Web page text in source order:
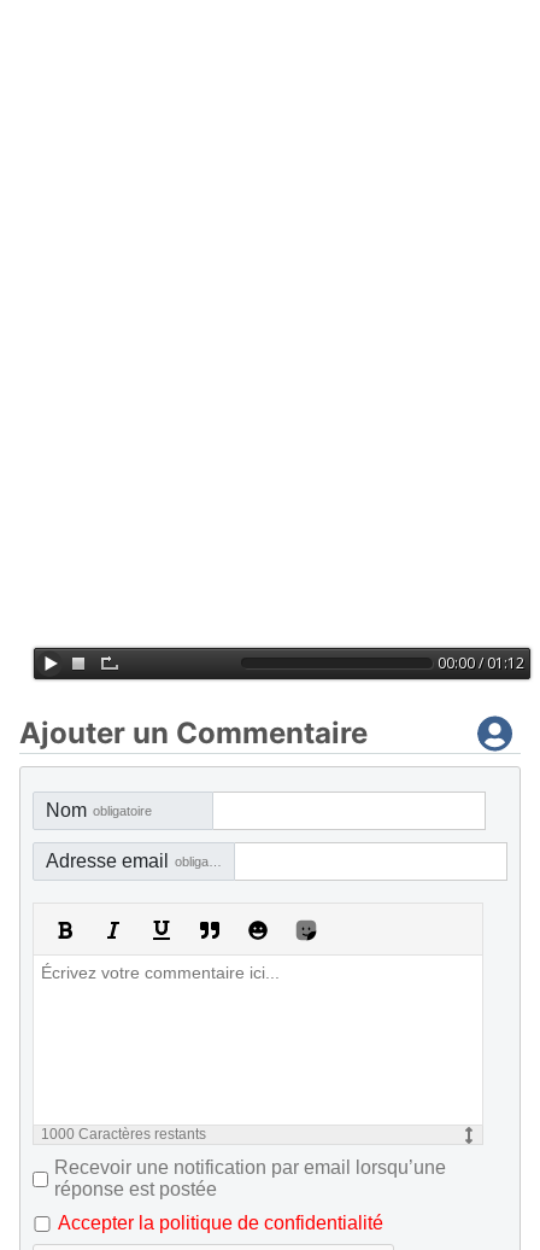
Ajouter un Commentaire
Nom obligatoire
Adresse email
1000 Caractères restants
Recevoir une notification par email lorsqu’une
réponse est postée
Accepter la politique de confidentialité